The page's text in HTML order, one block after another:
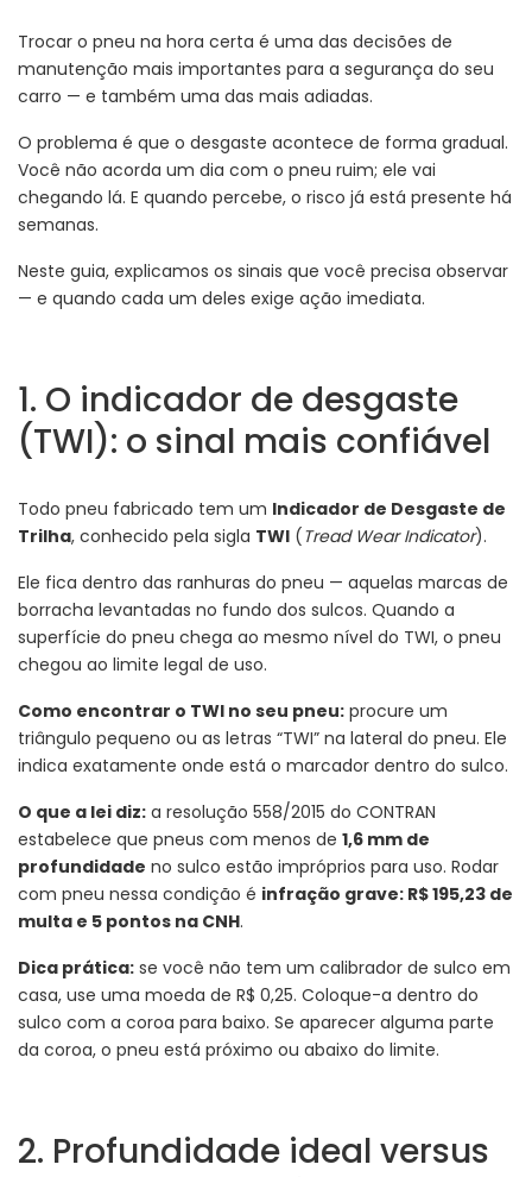
Trocar o pneu na hora certa é uma das decisões de
manutenção mais importantes para a segurança do seu
carro — e também uma das mais adiadas.
O problema é que o desgaste acontece de forma gradual.
Você não acorda um dia com o pneu ruim; ele vai
chegando lá. E quando percebe, o risco já está presente há
semanas.
Neste guia, explicamos os sinais que você precisa observar
— e quando cada um deles exige ação imediata.
1. O indicador de desgaste
(TWI): o sinal mais confiável
Todo pneu fabricado tem um Indicador de Desgaste de
Trilha, conhecido pela sigla TWI (Tread Wear Indicator).
Ele fica dentro das ranhuras do pneu — aquelas marcas de
borracha levantadas no fundo dos sulcos. Quando a
superfície do pneu chega ao mesmo nível do TWI, o pneu
chegou ao limite legal de uso.
Como encontrar o TWI no seu pneu: procure um
triângulo pequeno ou as letras “TWI” na lateral do pneu. Ele
indica exatamente onde está o marcador dentro do sulco.
O que a lei diz: a resolução 558/2015 do CONTRAN
estabelece que pneus com menos de 1,6 mm de
profundidade no sulco estão impróprios para uso. Rodar
com pneu nessa condição é infração grave: R$ 195,23 de
multa e 5 pontos na CNH.
Dica prática: se você não tem um calibrador de sulco em
casa, use uma moeda de R$ 0,25. Coloque-a dentro do
sulco com a coroa para baixo. Se aparecer alguma parte
da coroa, o pneu está próximo ou abaixo do limite.
2. Profundidade ideal versus